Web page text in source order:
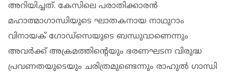
അറിയിച്ചത്. കേസിലെ പരാതിക്കാരന്‍
മഹാത്മാഗാന്ധിയുടെ ഘാതകനായ നാഥുറാം
വിനായക് ഗോഡ്‌സെയുടെ ബന്ധുവാണെന്നും
അവര്‍ക്ക് അക്രമത്തിന്റെയും ഭരണഘടന വിരുദ്ധ
പ്രവണതയുടെയും ചരിത്രമുണ്ടെന്നും രാഹുല്‍ ഗാന്ധി